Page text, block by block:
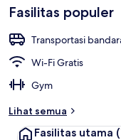
Fasilitas populer
Transportasi
Wi-Fi Gratis
Gym
Lihat semua
Fasilitas utama